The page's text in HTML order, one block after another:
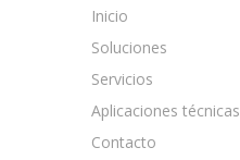
Inicio
Soluciones
Servicios
Aplicaciones técnicas
Contacto